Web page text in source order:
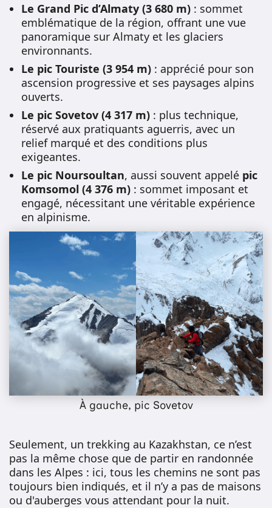
Le Grand Pic d’Almaty (3 680 m) : sommet
emblématique de la région, offrant une vue
panoramique sur Almaty et les glaciers
environnants.
Le pic Touriste (3 954 m) : apprécié pour son
ascension progressive et ses paysages alpins
ouverts.
Le pic Sovetov (4 317 m) : plus technique,
réservé aux pratiquants aguerris, avec un
relief marqué et des conditions plus
exigeantes.
Le pic Noursoultan, aussi souvent appelé pic
Komsomol (4 376 m) : sommet imposant et
engagé, nécessitant une véritable expérience
en alpinisme.
À gauche, pic Sovetov
Seulement, un trekking au Kazakhstan, ce n’est
pas la même chose que de partir en randonnée
dans les Alpes : ici, tous les chemins ne sont pas
toujours bien indiqués, et il n’y a pas de maisons
ou d'auberges vous attendant pour la nuit.